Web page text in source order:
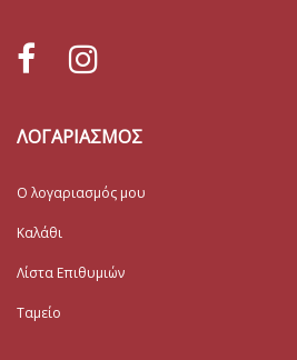
ΛΟΓΑΡΙΑΣΜΟΣ
Ο λογαριασμός μου
Καλάθι
Λίστα Επιθυμιών
Ταμείο